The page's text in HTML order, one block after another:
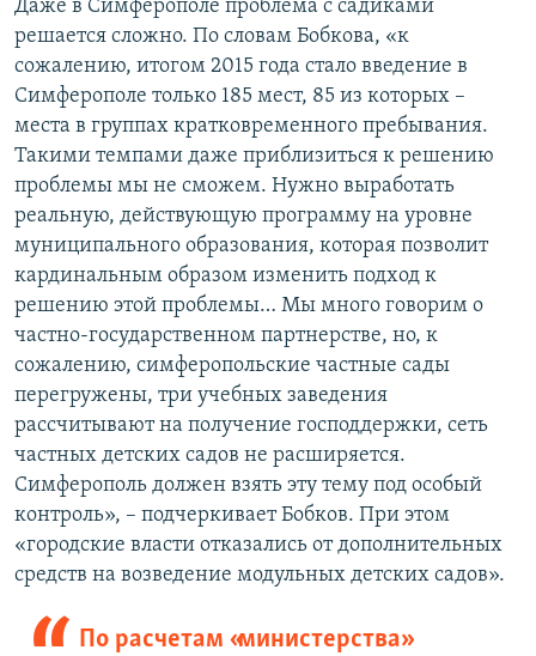
Даже в Симферополе проблема с садиками
решается сложно. По словам Бобкова, «к
сожалению, итогом 2015 года стало введение в
Симферополе только 185 мест, 85 из которых –
места в группах кратковременного пребывания.
Такими темпами даже приблизиться к решению
проблемы мы не сможем. Нужно выработать
реальную, действующую программу на уровне
муниципального образования, которая позволит
кардинальным образом изменить подход к
решению этой проблемы… Мы много говорим о
частно-государственном партнерстве, но, к
сожалению, симферопольские частные сады
перегружены, три учебных заведения
рассчитывают на получение господдержки, сеть
частных детских садов не расширяется.
Симферополь должен взять эту тему под особый
контроль», – подчеркивает Бобков. При этом
«городские власти отказались от дополнительных
средств на возведение модульных детских садов».
По расчетам «министерства»